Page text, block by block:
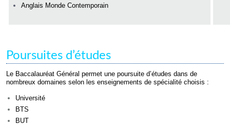
Anglais Monde Contemporain
Poursuites d’études
Le Baccalauréat Général permet une poursuite d’études dans de
nombreux domaines selon les enseignements de spécialité choisis :
Université
BTS
BUT